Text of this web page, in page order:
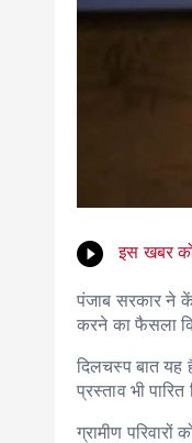
इस खबर
पंजाब सरकार ने
करने का फैसला
दिलचस्प बात यह
प्रस्ताव भी
ग्रामीण परिवारों